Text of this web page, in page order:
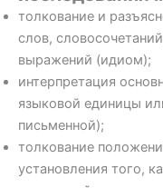
толкование и
слов,
выражений (идиом);
интерпретация
языковой единицы
письменной);
толкование
установления того,